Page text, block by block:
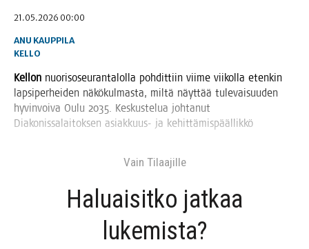
21.05.2026 00:00
ANU KAUPPILA
KELLO
Kel­lon nuo­ri­so­seu­ran­ta­lol­la poh­dit­tiin vii­me vii­kol­la eten­kin
lap­si­per­hei­den näkö­kul­mas­ta, mil­tä näyt­tää tule­vai­suu­den
hyvin­voi­va Oulu 2035. Kes­kus­te­lua joh­ta­nut
Dia­ko­nis­sa­lai­tok­sen asiak­kuus- ja kehittämispäällikkö
Vain Tilaa­jil­le
Haluai­sit­ko jat­kaa
lukemista?